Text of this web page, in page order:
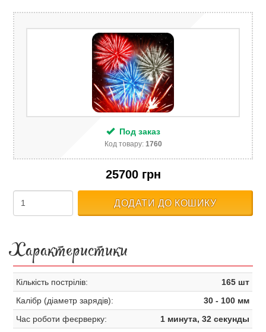
Под заказ
Код товару: 1760
25700 грн
ДОДАТИ ДО КОШИКУ
Характеристики
Кількість пострілів:
165 шт
Калібр (діаметр зарядів):
30 - 100 мм
Час роботи феєрверку:
1 минута, 32 секунды